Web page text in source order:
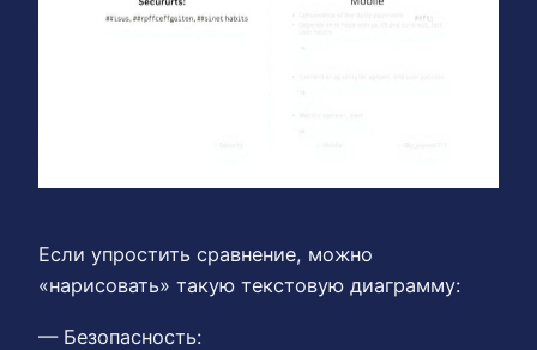
Если упростить сравнение, можно
«нарисовать» такую текстовую диаграмму:
— Безопасность: